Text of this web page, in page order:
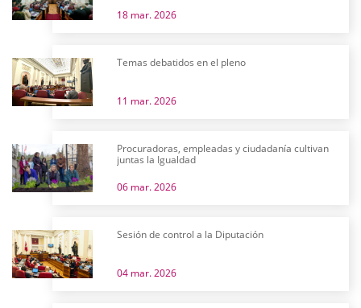
18 mar. 2026
Temas debatidos en el pleno
11 mar. 2026
Procuradoras, empleadas y ciudadanía cultivan
juntas la Igualdad
06 mar. 2026
Sesión de control a la Diputación
04 mar. 2026